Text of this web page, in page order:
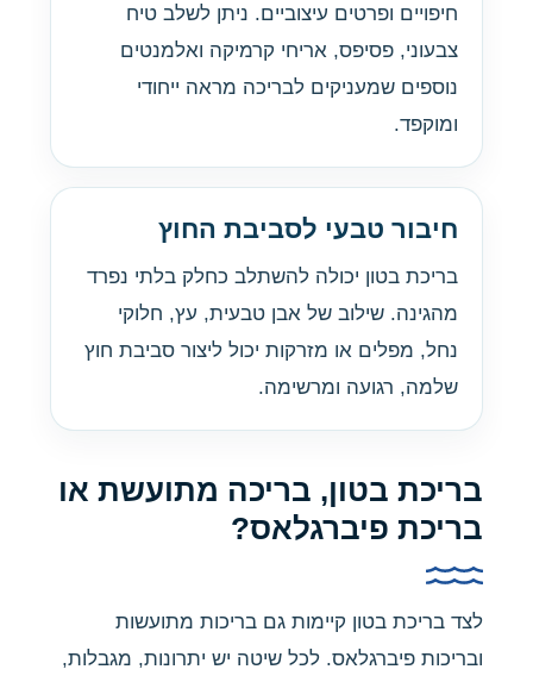
חיפויים ופרטים עיצוביים. ניתן לשלב טיח
צבעוני, פסיפס, אריחי קרמיקה ואלמנטים
נוספים שמעניקים לבריכה מראה ייחודי
ומוקפד.
חיבור טבעי לסביבת החוץ
בריכת בטון יכולה להשתלב כחלק בלתי נפרד
מהגינה. שילוב של אבן טבעית, עץ, חלוקי
נחל, מפלים או מזרקות יכול ליצור סביבת חוץ
שלמה, רגועה ומרשימה.
בריכת בטון, בריכה מתועשת או
בריכת פיברגלאס?
לצד בריכת בטון קיימות גם בריכות מתועשות
ובריכות פיברגלאס. לכל שיטה יש יתרונות, מגבלות,